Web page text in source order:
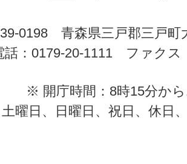
0198 青森県三戸郡三戸町
話：0179-20-1111 ファクス
※ 開庁時間：8時15分か
曜日、日曜日、祝日、休日